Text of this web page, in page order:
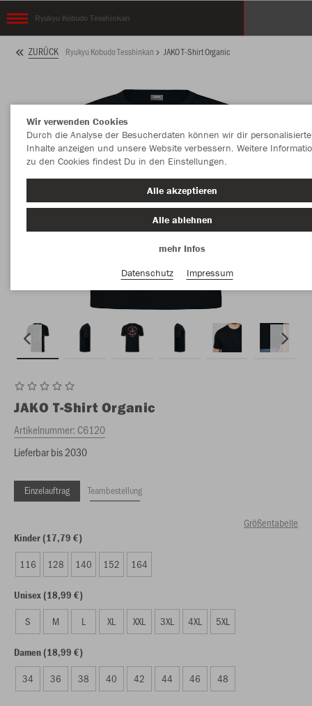
Ryukyu Kobudo Tesshinkan
ZURÜCK Ryukyu Kobudo Tesshinkan JAKO T-Shirt Organic
JAKO T-Shirt Organic
Artikelnummer: C6120
Lieferbar bis 2030
Einzelauftrag Teambestellung
Größentabelle
Kinder (17,79 €)
116 128 140 152 164
Unisex (18,99 €)
S M L XL XXL 3XL 4XL 5XL
Damen (18,99 €)
34 36 38 40 42 44 46 48
Wir verwenden Cookies
Durch die Analyse der Besucherdaten können wir dir personalisierte
Inhalte anzeigen und unsere Website verbessern. Weitere
zu den Cookies findest Du in den Einstellungen.
Alle akzeptieren
Alle ablehnen
mehr Infos
Datenschutz
Impressum